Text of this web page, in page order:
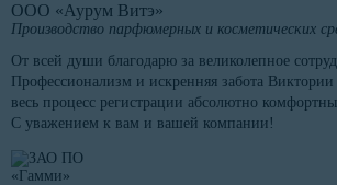
ООО «Аурум Витэ»
Производство парфюмерных и косметических
От всей души благодарю за великолепное
Профессионализм и искренняя забота
весь процесс регистрации абсолютно
С уважением к вам и вашей компании!